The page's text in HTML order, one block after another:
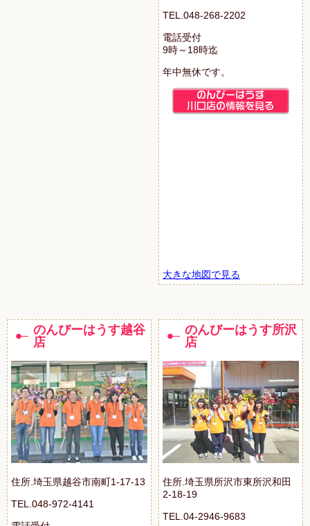
TEL.048-268-2202
電話受付
9時～18時迄
年中無休です。
大きな地図で見る
のんびーはうす越谷
店
住所.埼玉県越谷市南町1-17-13
TEL.048-972-4141
のんびーはうす所沢
店
住所.埼玉県所沢市東所沢和田
2-18-19
TEL.04-2946-9683